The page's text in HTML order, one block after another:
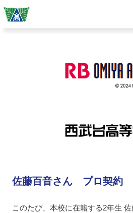
佐藤百音さん プロ契約
このたび、本校に在籍する2年生 佐